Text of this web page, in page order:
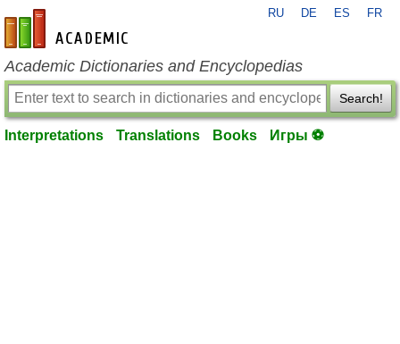
en-academic.com
RU DE ES FR
Academic Dictionaries and Encyclopedias
Search!
Interpretations Translations Books Игры ⚽